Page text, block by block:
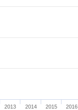
2013 2014 2015 2016